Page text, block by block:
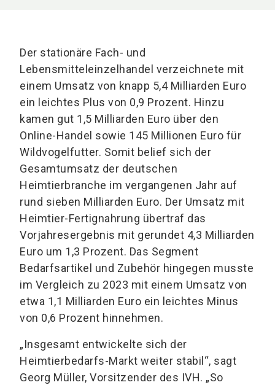
Der stationäre Fach- und
Lebensmitteleinzelhandel verzeichnete mit
einem Umsatz von knapp 5,4 Milliarden Euro
ein leichtes Plus von 0,9 Prozent. Hinzu
kamen gut 1,5 Milliarden Euro über den
Online-Handel sowie 145 Millionen Euro für
Wildvogelfutter. Somit belief sich der
Gesamtumsatz der deutschen
Heimtierbranche im vergangenen Jahr auf
rund sieben Milliarden Euro. Der Umsatz mit
Heimtier-Fertignahrung übertraf das
Vorjahresergebnis mit gerundet 4,3 Milliarden
Euro um 1,3 Prozent. Das Segment
Bedarfsartikel und Zubehör hingegen musste
im Vergleich zu 2023 mit einem Umsatz von
etwa 1,1 Milliarden Euro ein leichtes Minus
von 0,6 Prozent hinnehmen.
„Insgesamt entwickelte sich der
Heimtierbedarfs-Markt weiter stabil“, sagt
Georg Müller, Vorsitzender des IVH. „So